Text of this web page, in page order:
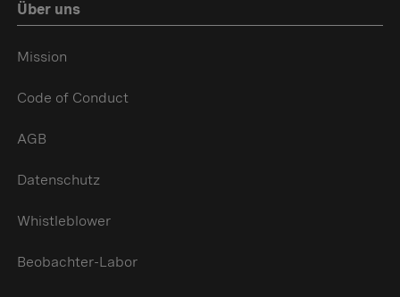
Über uns
Mission
Code of Conduct
AGB
Datenschutz
Whistleblower
Beobachter-Labor